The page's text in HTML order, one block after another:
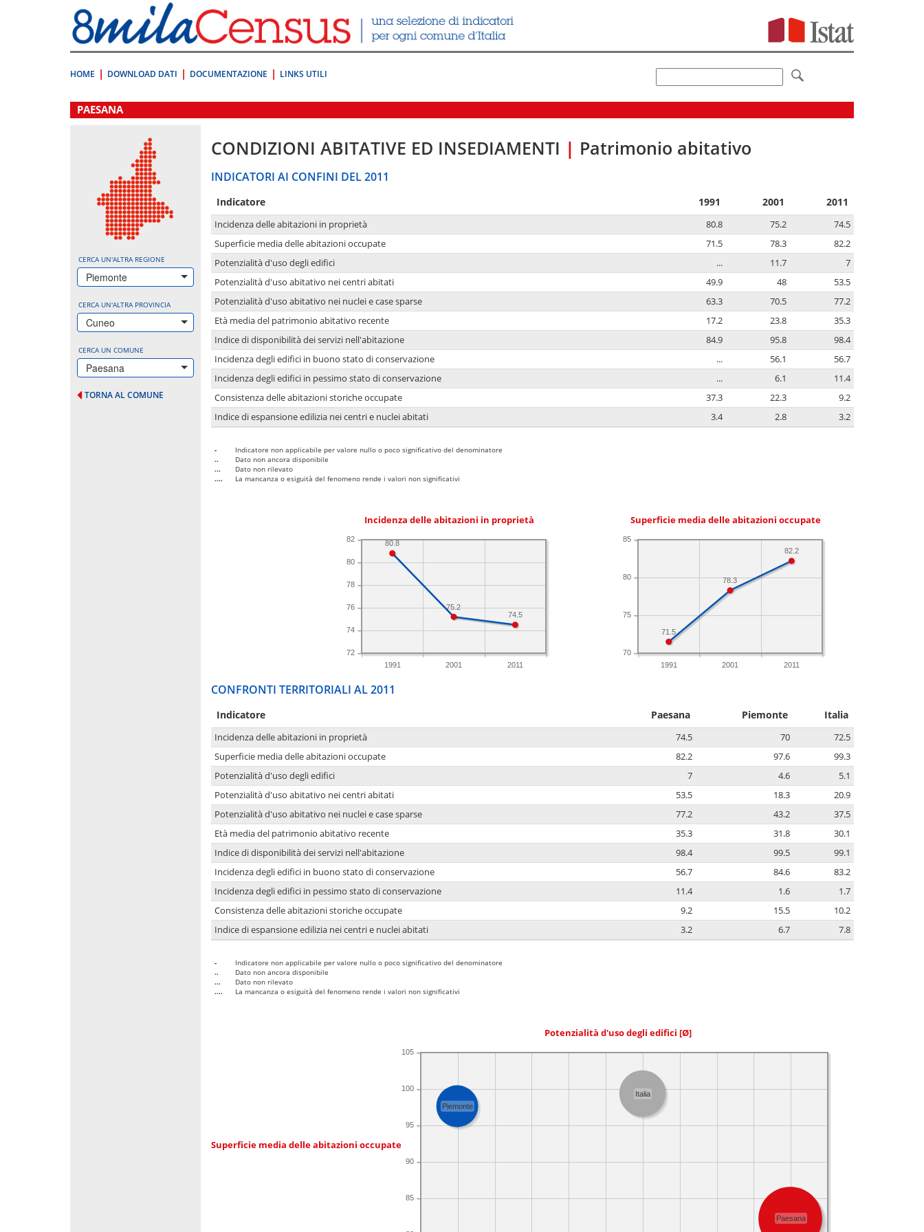
direttamente
a:
Contenuto
HOME DOWNLOAD DATI DOCUMENTAZIONE LINKS UTILI
.
PAESANA
CERCA UN'ALTRA REGIONE
Piemonte
CERCA UN'ALTRA PROVINCIA
Cuneo
CERCA UN COMUNE
Paesana
TORNA AL COMUNE
CONDIZIONI ABITATIVE ED INSEDIAMENTI | Patrimonio abitativo
INDICATORI AI CONFINI DEL 2011
Indicatore 1991 2001 2011
Incidenza delle abitazioni in proprietà 80.8 75.2
74.5
Superficie media delle abitazioni occupate
71.5 78.3
82.2
Potenzialità d'uso degli edifici
... 11.7
7
Potenzialità d'uso abitativo nei centri abitati
49.9 48
53.5
Potenzialità d'uso abitativo nei nuclei e case sparse
63.3 70.5
77.2
Età media del patrimonio abitativo recente
17.2 23.8
35.3
Indice di disponibilità dei servizi nell'abitazione
84.9 95.8
98.4
Incidenza degli edifici in buono stato di conservazione
... 56.1
56.7
Incidenza degli edifici in pessimo stato di conservazione
... 6.1
11.4
Consistenza delle abitazioni storiche occupate
37.3 22.3
9.2
Indice di espansione edilizia nei centri e nuclei abitati
3.4 2.8 3.2
-
Indicatore non applicabile per valore nullo o poco significativo del denominatore
..
Dato non ancora disponibile
...
Dato non rilevato
....
La mancanza o esiguità del fenomeno rende i valori non significativi
Incidenza delle abitazioni in proprietà
1991 2001 2011
72
74
76
78
80
82
74.5
75.2
80.8
Superficie media delle abitazioni occupate
1991 2001 2011
70
75
80
85
82.2
78.3
71.5
CONFRONTI TERRITORIALI AL 2011
Indicatore Paesana Piemonte Italia
Incidenza delle abitazioni in proprietà 74.5 70
72.5
Superficie media delle abitazioni occupate
82.2 97.6
99.3
Potenzialità d'uso degli edifici
7 4.6
5.1
Potenzialità d'uso abitativo nei centri abitati
53.5 18.3
20.9
Potenzialità d'uso abitativo nei nuclei e case sparse
77.2 43.2
37.5
Età media del patrimonio abitativo recente
35.3 31.8
30.1
Indice di disponibilità dei servizi nell'abitazione
98.4 99.5
99.1
Incidenza degli edifici in buono stato di conservazione
56.7 84.6
83.2
Incidenza degli edifici in pessimo stato di conservazione
11.4 1.6
1.7
Consistenza delle abitazioni storiche occupate
9.2 15.5
10.2
Indice di espansione edilizia nei centri e nuclei abitati
3.2 6.7 7.8
-
Indicatore non applicabile per valore nullo o poco significativo del denominatore
..
Dato non ancora disponibile
...
Dato non rilevato
....
La mancanza o esiguità del fenomeno rende i valori non significativi
Potenzialità d'uso degli edifici [Ø]
Superficie media delle abitazioni occupate
85
90
95
100
105
Paesana
Italia
Piemonte